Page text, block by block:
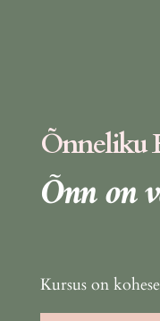
Õnneliku
Õnn on
Kursus on